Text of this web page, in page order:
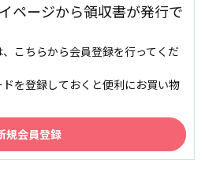
ページから領収書が発行で
こちらから会員登録を行ってくだ
を登録しておくと便利にお買い物